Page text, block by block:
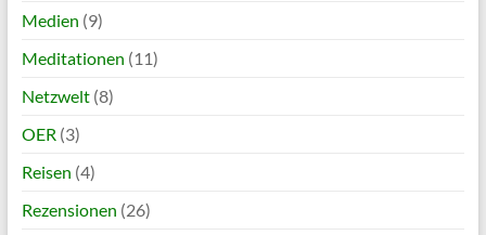
Medien (9)
Meditationen (11)
Netzwelt(8)
OER (3)
Reisen (4)
Rezensionen (26)